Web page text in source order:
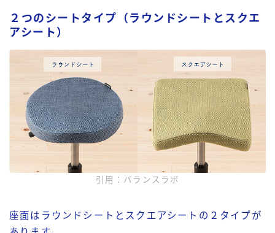
２つのシートタイプ（ラウンドシートとスクエ
アシート）
引用：バランスラボ
座面はラウンドシートとスクエアシートの２タイプが